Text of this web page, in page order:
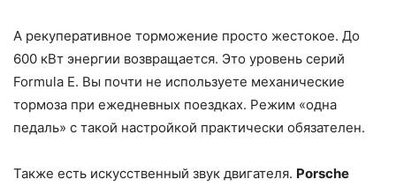
А рекуперативное торможение просто жестокое. До
600 кВт энергии возвращается. Это уровень серий
Formula E. Вы почти не используете механические
тормоза при ежедневных поездках. Режим «одна
педаль» с такой настройкой практически обязателен.
Также есть искусственный звук двигателя. Porsche